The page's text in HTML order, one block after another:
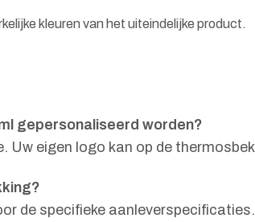
kleuren van het uiteindelijke product.
gepersonaliseerd worden?
eigen logo kan op de
de specifieke